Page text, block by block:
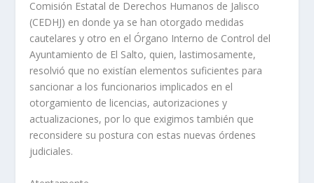
Comisión Estatal de Derechos Humanos de Jalisco
(CEDHJ) en donde ya se han otorgado medidas
cautelares y otro en el Órgano Interno de Control del
Ayuntamiento de El Salto, quien, lastimosamente,
resolvió que no existían elementos suficientes para
sancionar a los funcionarios implicados en el
otorgamiento de licencias, autorizaciones y
actualizaciones, por lo que exigimos también que
reconsidere su postura con estas nuevas órdenes
judiciales.